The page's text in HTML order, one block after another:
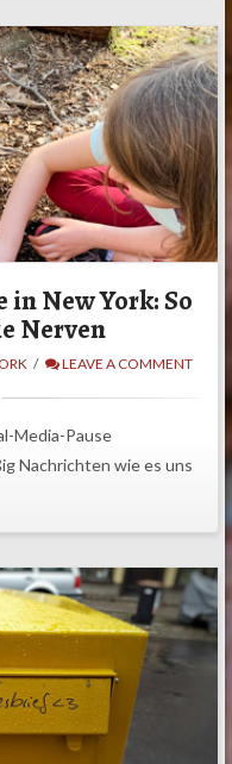
New York: So
Nerven
LEAVE A COMMENT
Media-Pause
Nachrichten wie es uns